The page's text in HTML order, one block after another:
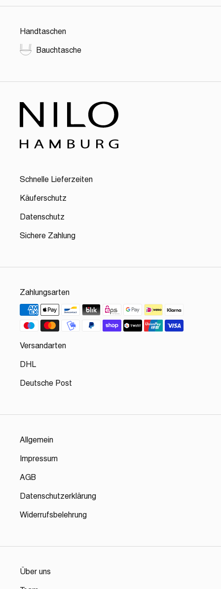
Handtaschen
Bauchtasche
Schnelle Lieferzeiten
Käuferschutz
Datenschutz
Sichere Zahlung
Zahlungsarten
Versandarten
DHL
Deutsche Post
Allgemein
Impressum
AGB
Datenschutzerklärung
Widerrufsbelehrung
Über uns